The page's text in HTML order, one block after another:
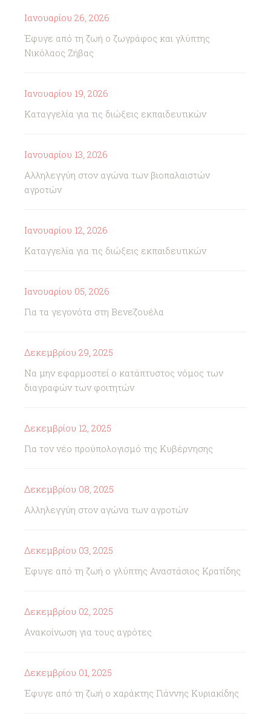
Ιανουαρίου 26, 2026
Έφυγε από τη ζωή ο ζωγράφος και γλύπτης
Νικόλαος Ζήβας
Ιανουαρίου 19, 2026
Καταγγελία για τις διώξεις εκπαιδευτικών
Ιανουαρίου 13, 2026
Αλληλεγγύη στον αγώνα των βιοπαλαιστών
αγροτών
Ιανουαρίου 12, 2026
Καταγγελία για τις διώξεις εκπαιδευτικών
Ιανουαρίου 05, 2026
Για τα γεγονότα στη Βενεζουέλα
Δεκεμβρίου 29, 2025
Να μην εφαρμοστεί ο κατάπτυστος νόμος των
διαγραφών των φοιτητών
Δεκεμβρίου 12, 2025
Για τον νέο προϋπολογισμό της Κυβέρνησης
Δεκεμβρίου 08, 2025
Αλληλεγγύη στον αγώνα των αγροτών
Δεκεμβρίου 03, 2025
Έφυγε από τη ζωή ο γλύπτης Αναστάσιος Κρατίδης
Δεκεμβρίου 02, 2025
Ανακοίνωση για τους αγρότες
Δεκεμβρίου 01, 2025
Έφυγε από τη ζωή ο χαράκτης Γιάννης Κυριακίδης